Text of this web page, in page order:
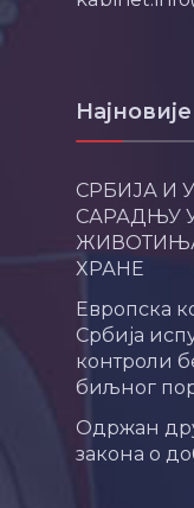
СРБИЈА И
САРАДЊУ
ХРАНЕ
Европска
Србија
контроли
биљног
Одржан
закона о